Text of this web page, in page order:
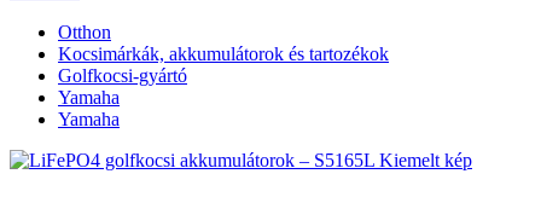
Otthon
Kocsimárkák, akkumulátorok és tartozékok
Golfkocsi-gyártó
Yamaha
Yamaha